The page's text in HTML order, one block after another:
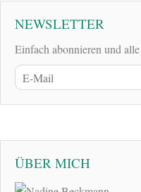
NEWSLETTER
Einfach abonnieren und
ÜBER MICH